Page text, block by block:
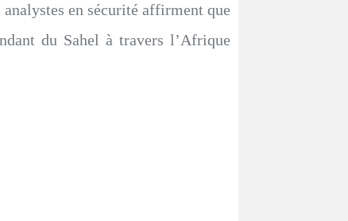
en sécurité affirment que
du Sahel à travers l’Afrique